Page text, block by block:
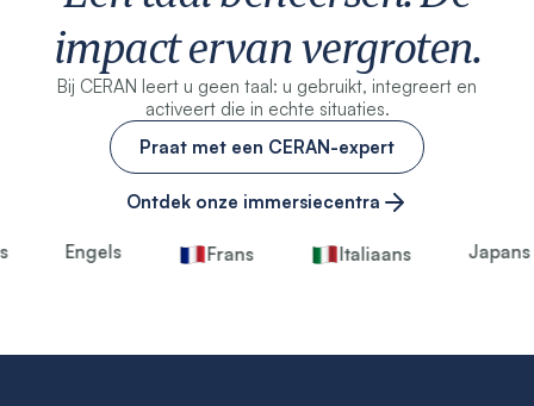
impact ervan vergroten.
Bij CERAN leert u geen taal: u gebruikt, integreert en
activeert die in echte situaties.
Praat met een CERAN-expert
Ontdek onze immersiecentra
Engels Frans Italiaans Japans